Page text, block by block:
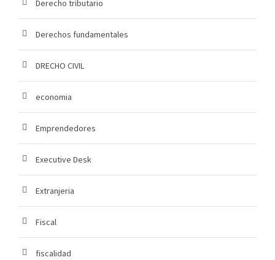
Derecho tributario
Derechos fundamentales
DRECHO CIVIL
economia
Emprendedores
Executive Desk
Extranjeria
Fiscal
fiscalidad